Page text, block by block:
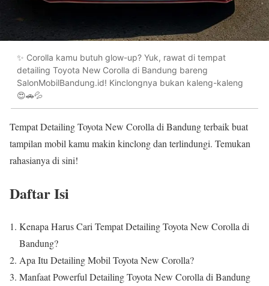
✨ Corolla kamu butuh glow-up? Yuk, rawat di tempat
detailing Toyota New Corolla di Bandung bareng
SalonMobilBandung.id! Kinclongnya bukan kaleng-kaleng
😍🚗💦
Tempat Detailing Toyota New Corolla di Bandung terbaik buat
tampilan mobil kamu makin kinclong dan terlindungi. Temukan
rahasianya di sini!
Daftar Isi
Kenapa Harus Cari Tempat Detailing Toyota New Corolla di
Bandung?
Apa Itu Detailing Mobil Toyota New Corolla?
Manfaat Powerful Detailing Toyota New Corolla di Bandung